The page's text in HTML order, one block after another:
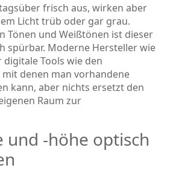
frisch aus, wirken aber
Licht trüb oder gar grau.
Tönen und Weißtönen ist dieser
spürbar. Moderne Hersteller wie
Tools wie den
mit denen man vorhandene
kann, aber nichts ersetzt den
Raum zur
und -höhe optisch